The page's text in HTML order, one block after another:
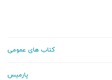
کتاب های عمومی
پارمیس